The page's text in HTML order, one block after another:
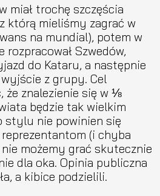
miał trochę szczęścia
którą mieliśmy zagrać w
na mundial), potem w
Szwedów,
do Kataru, a następnie
z grupy. Cel
że znalezienie się w ⅛
będzie tak wielkim
stylu nie powinien się
reprezentantom (i chyba
możemy grać skutecznie
dla oka. Opinia publiczna
a kibice podzielili.